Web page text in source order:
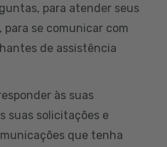
para atender seus
se comunicar com
de assistência
às suas
suas solicitações e
que tenha